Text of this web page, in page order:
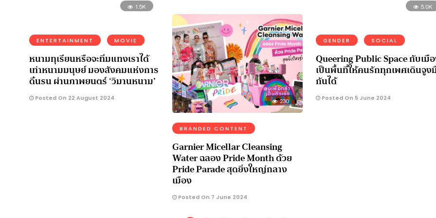
1.5K
ENTERTAINMENT MOVIE
หนามทุเรียนหรือจะทิ่มแทงเราได้
เท่าหนามมนุษย์ มองสังคมแห่งการ
ดิ้นรน ผ่านภาพยนตร์ ‘วิมานหนาม’
Posted On 22 August 2024 230
BRANDED CONTENT
Garnier Micellar Cleansing
Water ฉลอง Pride Month ด้วย
Pride Parade สุดยิ่งใหญ่กลาง
เมือง
Posted On 7 June 2024
5.0K
GENDER SOCIAL
Queering Public Space กับเมื
เป็นพื้นที่ให้คนรักทุกเพศเดินจูง
กันได้
Posted On 5 June 2024